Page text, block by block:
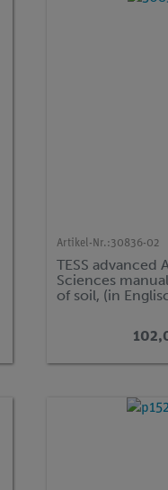
Artikel-Nr.:30836-02
TESS advanced
Sciences
of soil, (in